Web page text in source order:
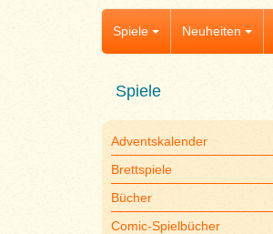
Spiele Neuheiten
Spiele
Adventskalender
Brettspiele
Bücher
Comic-Spielbücher